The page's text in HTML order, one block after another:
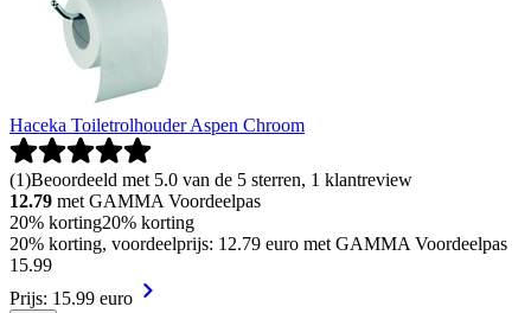
Haceka Toiletrolhouder Aspen Chroom
(1)Beoordeeld met 5.0 van de 5 sterren, 1 klantreview
12.79 met GAMMA Voordeelpas
20% korting20% korting
20% korting, voordeelprijs: 12.79 euro met GAMMA Voordeelpas
15.99
Prijs: 15.99 euro